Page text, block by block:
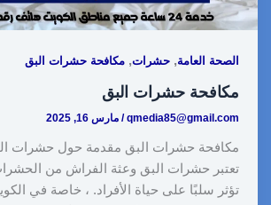
الصحة العامة,حشرات,مكافحة حشرات البق
مكافحة حشرات البق
qmedia85@gmail.com
/مارس 16, 2025
مكافحة حشرات البق مقدمة حول حشرات
تعتبر حشرات البق وعثة الفراش من
تؤثر سلبًا على حياة الأفراد. ، خاصة في